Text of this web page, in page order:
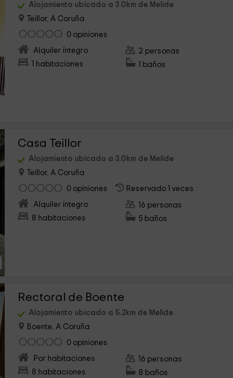
Alojamiento ubicado a 3.0km de Melide
Teillor, A Coruña
0 opiniones
Alquiler íntegro
1 habitaciones
2 personas
1 baños
Casa Teillor
Alojamiento ubicado a 3.0km de Melide
Teillor, A Coruña
0 opiniones
Reservado 1 veces
Alquiler íntegro
8 habitaciones
16 personas
5 baños
Rectoral de Boente
Alojamiento ubicado a 5.2km de Melide
Boente, A Coruña
0 opiniones
Por habitaciones
8 habitaciones
16 personas
8 baños